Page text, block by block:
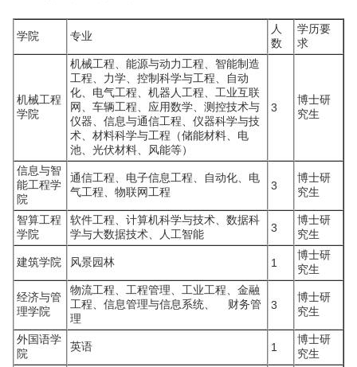
学院 专业
人
数
学历要
求
机械工程
学院
机械工程、能源与动力工程、智能制造
工程、力学、控制科学与工程、自动
化、电气工程、机器人工程、工业互联
网、车辆工程、应用数学、测控技术与
仪器、信息与通信工程、仪器科学与技
术、材料科学与工程（储能材料、电
池、光伏材料、风能等）
3
博士研
究生
信息与智
能工程学
院
通信工程、电子信息工程、自动化、电
气工程、物联网工程
3
博士研
究生
智算工程
学院
软件工程、计算机科学与技术、数据科
学与大数据技术、人工智能
3
博士研
究生
建筑学院 风景园林 1
博士研
究生
经济与管
理学院
物流工程、工程管理、工业工程、金融
工程、信息管理与信息系统、 财务管
理
3
博士研
究生
外国语学
院
英语 1
博士研
究生